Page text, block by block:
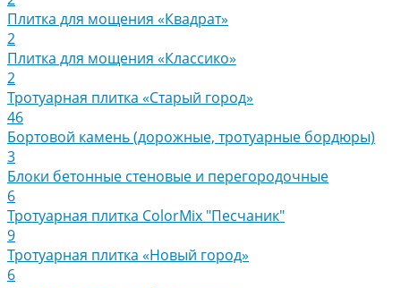
Плитка для мощения «Квадрат»
2
Плитка для мощения «Классико»
2
Тротуарная плитка «Старый город»
46
Бортовой камень (дорожные, тротуарные бордюры)
3
Блоки бетонные стеновые и перегородочные
6
Тротуарная плитка ColorMix "Песчаник"
9
Тротуарная плитка «Новый город»
6